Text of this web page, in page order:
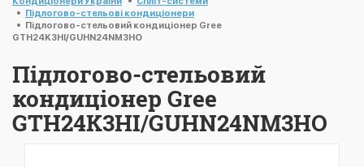
Підлогово-стельові кондиціонери
Підлогово-стельовий кондиціонер Gree
GTH24K3HI/GUHN24NM3HO
Підлогово-стельовий
кондиціонер Gree
GTH24K3HI/GUHN24NM3HO